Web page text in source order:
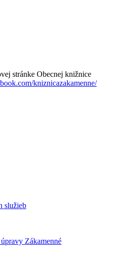
stránke Obecnej knižnice
kniznicazakamenne/
služieb
Zákamenné